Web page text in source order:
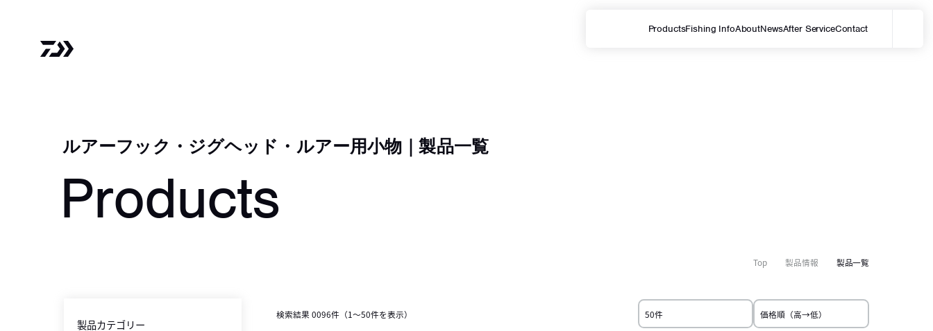
ProductsFishing InfoAboutNewsAfter ServiceContact
サイト内を検索する
ルアーフック・ジグヘッド・ルアー用小物 ｜製品一覧
Products
Top 製品情報 製品一覧
製品カテゴリー
検索結果 0096件（1～50件を表示）